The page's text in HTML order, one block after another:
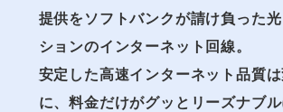
提供をソフトバンクが請け負った
ションのインターネット回線。
安定した高速インターネット品質
に、料金だけがグッとリーズナブル